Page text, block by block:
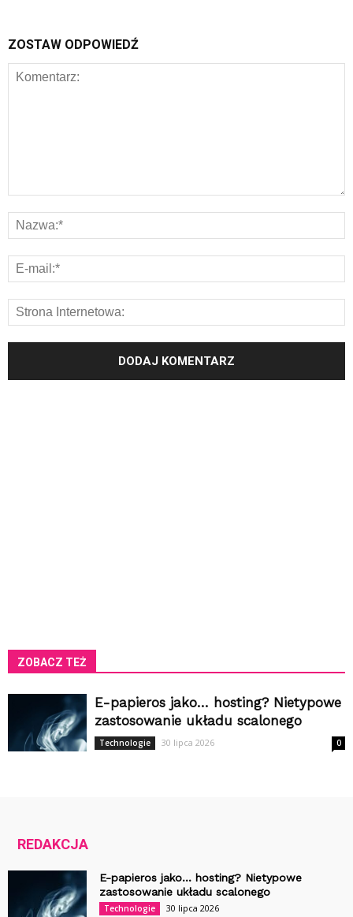
ZOSTAW ODPOWIEDŹ
ZOBACZ TEŻ
E-papieros jako… hosting? Nietypowe
zastosowanie układu scalonego
Technologie 30 lipca 2026 0
REDAKCJA
E-papieros jako… hosting? Nietypowe
zastosowanie układu scalonego
Technologie 30 lipca 2026